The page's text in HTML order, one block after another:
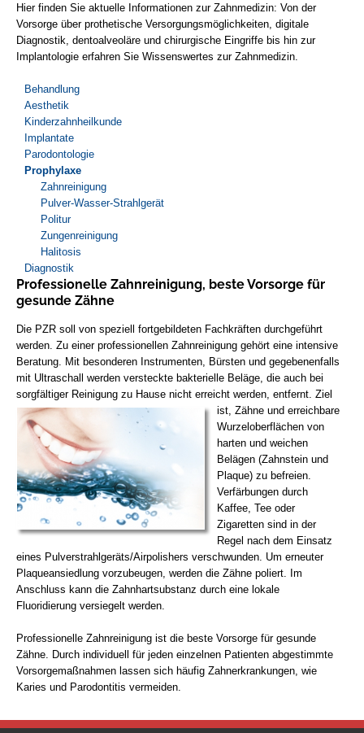
Hier finden Sie aktuelle Informationen zur Zahnmedizin: Von der
Vorsorge über prothetische Versorgungsmöglichkeiten, digitale
Diagnostik, dentoalveoläre und chirurgische Eingriffe bis hin zur
Implantologie erfahren Sie Wissenswertes zur Zahnmedizin.
Behandlung
Aesthetik
Kinderzahnheilkunde
Implantate
Parodontologie
Prophylaxe
Zahnreinigung
Pulver-Wasser-Strahlgerät
Politur
Zungenreinigung
Halitosis
Diagnostik
Professionelle Zahnreinigung, beste Vorsorge für
gesunde Zähne
Die PZR soll von speziell fortgebildeten Fachkräften durchgeführt
werden. Zu einer professionellen Zahnreinigung gehört eine intensive
Beratung. Mit besonderen Instrumenten, Bürsten und gegebenenfalls
mit Ultraschall werden versteckte bakterielle Beläge, die auch bei
sorgfältiger Reinigung zu Hause nicht erreicht werden, entfernt. Ziel
ist, Zähne und erreichbare
Wurzeloberflächen von
harten und weichen
Belägen (Zahnstein und
Plaque) zu befreien.
Verfärbungen durch
Kaffee, Tee oder
Zigaretten sind in der
Regel nach dem Einsatz
eines Pulverstrahlgeräts/Airpolishers verschwunden. Um erneuter
Plaqueansiedlung vorzubeugen, werden die Zähne poliert. Im
Anschluss kann die Zahnhartsubstanz durch eine lokale
Fluoridierung versiegelt werden.
Professionelle Zahnreinigung ist die beste Vorsorge für gesunde
Zähne. Durch individuell für jeden einzelnen Patienten abgestimmte
Vorsorgemaßnahmen lassen sich häufig Zahnerkrankungen, wie
Karies und Parodontitis vermeiden.